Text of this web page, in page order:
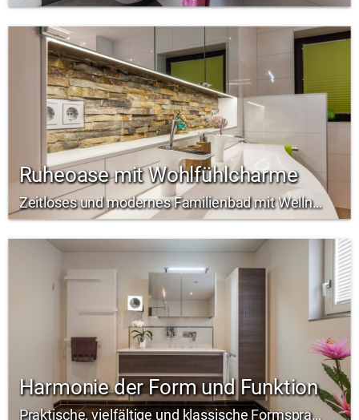
Ruheoase mit Wohlfühlcharme
Zeitloses und modernes Familienbad mit Wellnessbereich auf 26 qm
Harmonie der Form und Funktion
Praktische, vielfältige und klassische Formsprache in Ihrem Bad.